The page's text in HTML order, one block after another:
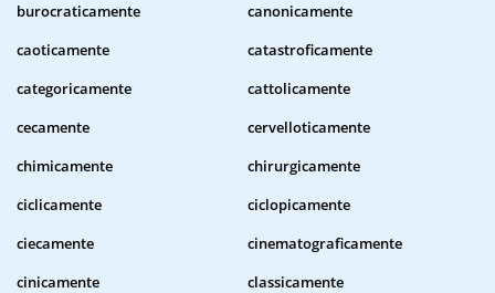
burocraticamente
canonicamente
caoticamente
catastroficamente
categoricamente
cattolicamente
cecamente
cervelloticamente
chimicamente
chirurgicamente
ciclicamente
ciclopicamente
ciecamente
cinematograficamente
cinicamente
classicamente